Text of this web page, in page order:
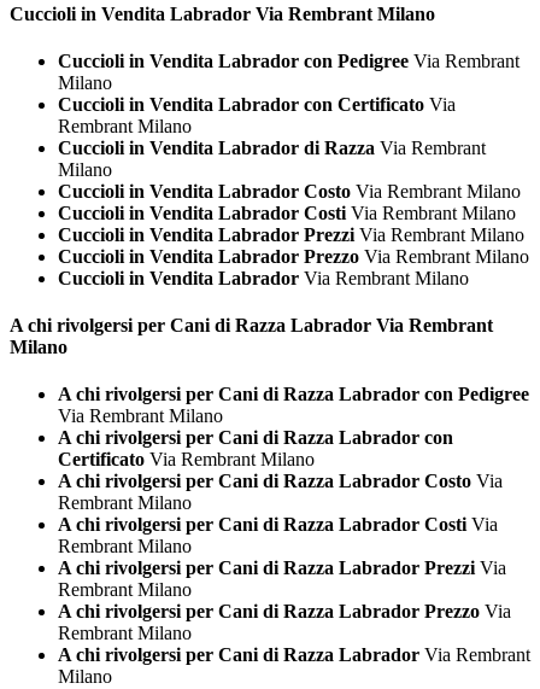
Cuccioli in Vendita Labrador Via Rembrant Milano
Cuccioli in Vendita Labrador con Pedigree Via Rembrant
Milano
Cuccioli in Vendita Labrador con Certificato Via
Rembrant Milano
Cuccioli in Vendita Labrador di Razza Via Rembrant
Milano
Cuccioli in Vendita Labrador Costo Via Rembrant Milano
Cuccioli in Vendita Labrador Costi Via Rembrant Milano
Cuccioli in Vendita Labrador Prezzi Via Rembrant Milano
Cuccioli in Vendita Labrador Prezzo Via Rembrant Milano
Cuccioli in Vendita Labrador Via Rembrant Milano
A chi rivolgersi per Cani di Razza Labrador Via Rembrant
Milano
A chi rivolgersi per Cani di Razza Labrador con Pedigree
Via Rembrant Milano
A chi rivolgersi per Cani di Razza Labrador con
Certificato Via Rembrant Milano
A chi rivolgersi per Cani di Razza Labrador Costo Via
Rembrant Milano
A chi rivolgersi per Cani di Razza Labrador CostiVia
Rembrant Milano
A chi rivolgersi per Cani di Razza Labrador PrezziVia
Rembrant Milano
A chi rivolgersi per Cani di Razza Labrador Prezzo Via
Rembrant Milano
A chi rivolgersi per Cani di Razza Labrador Via Rembrant
Milano